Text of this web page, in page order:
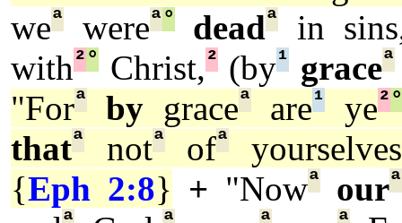
weª wereª° deadª
in
with²° Christ,²(by¹ graceª
"Forª by graceª are¹ ye²°
thatª notª ofª
{Eph 2:8} + "Nowª ourª